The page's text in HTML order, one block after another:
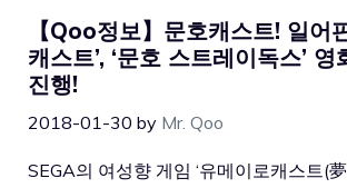
【Qoo정보】문호캐스트! 일어
캐스트’, ‘문호 스트레이독스’
진행!
2018-01-30 by Mr. Qoo
SEGA의 여성향 게임 ‘유메이로캐스트(